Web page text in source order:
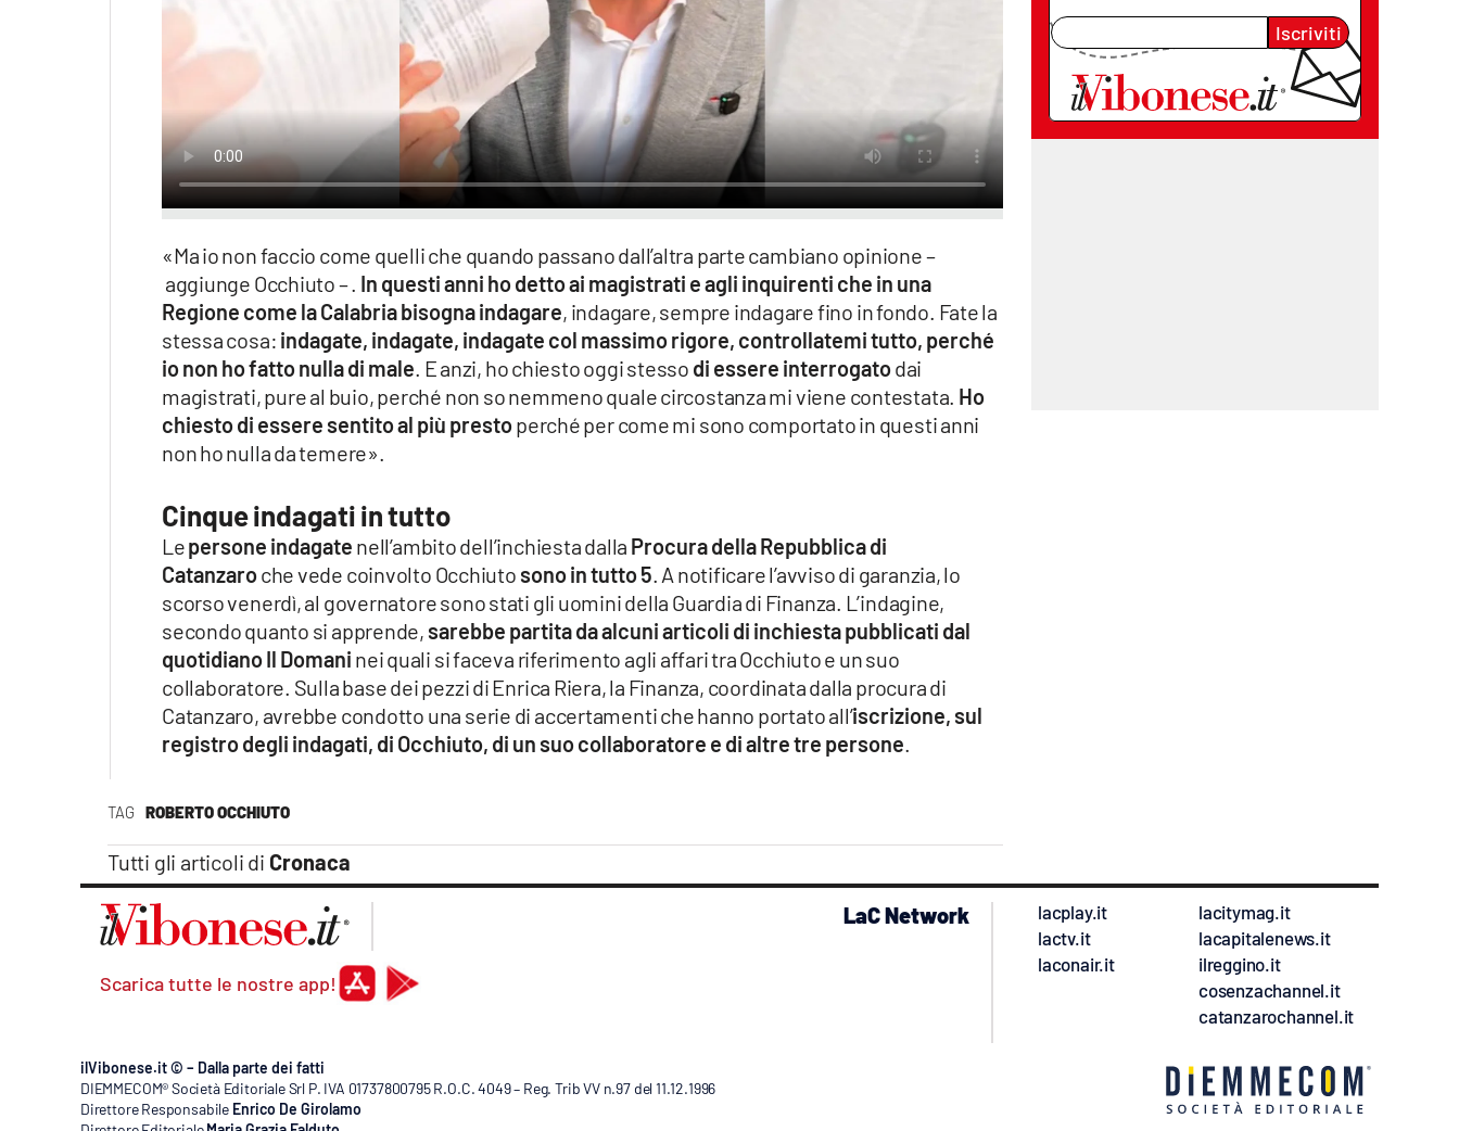
TAG ROBERTO OCCHIUTO
Tutti gli articoli di Cronaca
«Ma io non faccio come quelli che quando passano dall’altra parte cambiano opinione –
aggiunge Occhiuto – . In questi anni ho detto ai magistrati e agli inquirenti che in una
Regione come la Calabria bisogna indagare, indagare, sempre indagare fino in fondo. Fate la
stessa cosa: indagate, indagate, indagate col massimo rigore, controllatemi tutto, perché
io non ho fatto nulla di male. E anzi, ho chiesto oggi stesso di essere interrogatodai
magistrati, pure al buio, perché non so nemmeno quale circostanza mi viene contestata. Ho
chiesto di essere sentito al più prestoperché per come mi sono comportato in questi anni
non ho nulla da temere».
Cinque indagati in tutto
Lepersone indagate nell’ambito dell’inchiesta dalla Procura della Repubblica di
Catanzaroche vede coinvolto Occhiuto sono in tutto 5. A notificare l’avviso di garanzia, lo
scorso venerdì, al governatore sono stati gli uomini della Guardia di Finanza. L’indagine,
secondo quanto si apprende, sarebbe partita da alcuni articoli di inchiesta pubblicati dal
quotidiano Il Domani nei quali si faceva riferimento agli affari tra Occhiuto e un suo
collaboratore. Sulla base dei pezzi di Enrica Riera, la Finanza, coordinata dalla procura di
Catanzaro, avrebbe condotto una serie di accertamenti che hanno portato all’iscrizione, sul
registro degli indagati, di Occhiuto, di un suo collaboratore e di altre tre persone.
Iscriviti
Scarica tutte le nostre app!
LaC Network
lacplay.it
lactv.it
laconair.it
lacitymag.it
lacapitalenews.it
ilreggino.it
cosenzachannel.it
catanzarochannel.it
ilVibonese.it © – Dalla parte dei fatti
DIEMMECOM® Società Editoriale Srl P. IVA 01737800795 R.O.C. 4049 – Reg. Trib VV n.97 del 11.12.1996
Direttore Responsabile Enrico De Girolamo